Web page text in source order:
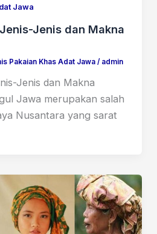
Jawa
Jenis dan Makna
Pakaian Khas Adat Jawa/ admin
Jenis dan Makna
Jawa merupakan salah
Nusantara yang sarat